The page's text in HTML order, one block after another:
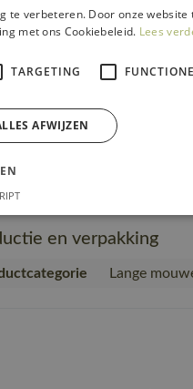
Lange
Bouw en
Wear,
en
Mannen
MASCOT®
pdf
https://
en verpakking
Lange
te verbeteren. Door onze website
met ons Cookiebeleid. Lees
TARGETING
AFWIJZEN